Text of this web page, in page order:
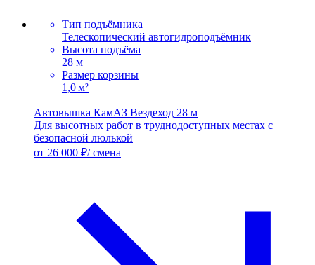
Тип подъёмника
Телескопический автогидроподъёмник
Высота подъёма
28 м
Размер корзины
1,0 м²
Автовышка КамАЗ Вездеход 28 м
Для высотных работ в труднодоступных местах с
безопасной люлькой
от 26 000 ₽/ смена